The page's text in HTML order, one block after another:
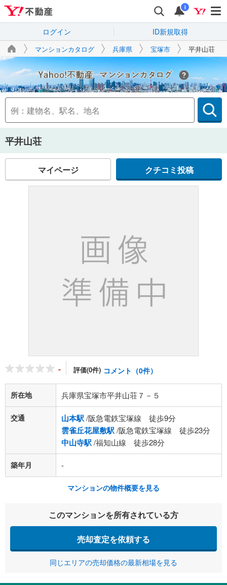
i
ログイン ID新規取得
マンションカタログ 兵庫県 宝塚市 平井山荘
Yahoo!不動産
平井山荘
マイページ クチコミ投稿
- 評価(0件) コメント（0件）
所在地 兵庫県宝塚市平井山荘７－５
交通 山本駅/阪急電鉄宝塚線 徒歩9分
雲雀丘花屋敷駅/阪急電鉄宝塚線 徒歩23分
中山寺駅/福知山線 徒歩28分
築年月 -
マンションの物件概要を見る
このマンションを所有されている方
売却査定を依頼する
同じエリアの売却価格の最新相場を見る